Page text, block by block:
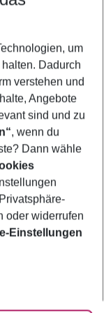
um
Dadurch
verstehen und
Angebote
sind und zu
, wenn du
Dann wähle
oder widerrufen
Einstellungen